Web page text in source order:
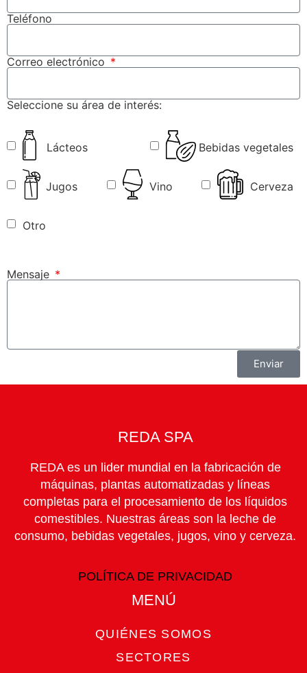
Teléfono
Correo electrónico
Seleccione su área de interés:
Lácteos Bebidas vegetales
Jugos Vino Cerveza
Otro
Mensaje
Enviar
REDA SPA
REDA es un lider mundial en la fabricación de
máquinas, plantas automatizadas y líneas
completas para el procesamiento de los líquidos
comestibles. Nuestras áreas son la leche de
consumo, bebidas vegetales, jugos, vino y cerveza.
POLÍTICA DE PRIVACIDAD
MENÚ​
QUIÉNES SOMOS
SECTORES